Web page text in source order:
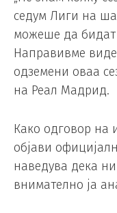
седум Лиги на
можеше да бидат
Направивме
одземени оваа
на Реал Мадрид.
Како одговор на
објави
наведува дека
внимателно ја